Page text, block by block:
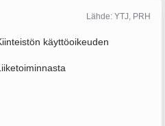
Lähde: YTJ, PRH
käyttöoikeuden